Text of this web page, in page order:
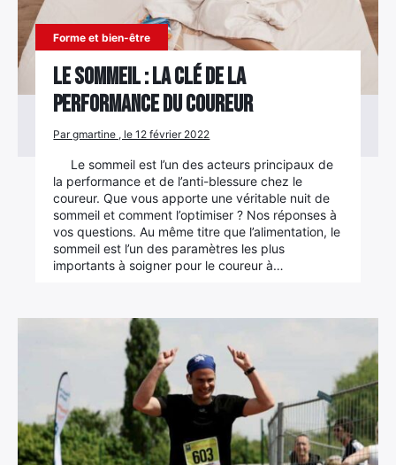
Forme et bien-être
Le sommeil : la clé de la
performance du coureur
Par gmartine , le 12 février 2022
Le sommeil est l’un des acteurs principaux de
la performance et de l’anti-blessure chez le
coureur. Que vous apporte une véritable nuit de
sommeil et comment l’optimiser ? Nos réponses à
vos questions. Au même titre que l’alimentation, le
sommeil est l’un des paramètres les plus
importants à soigner pour le coureur à…